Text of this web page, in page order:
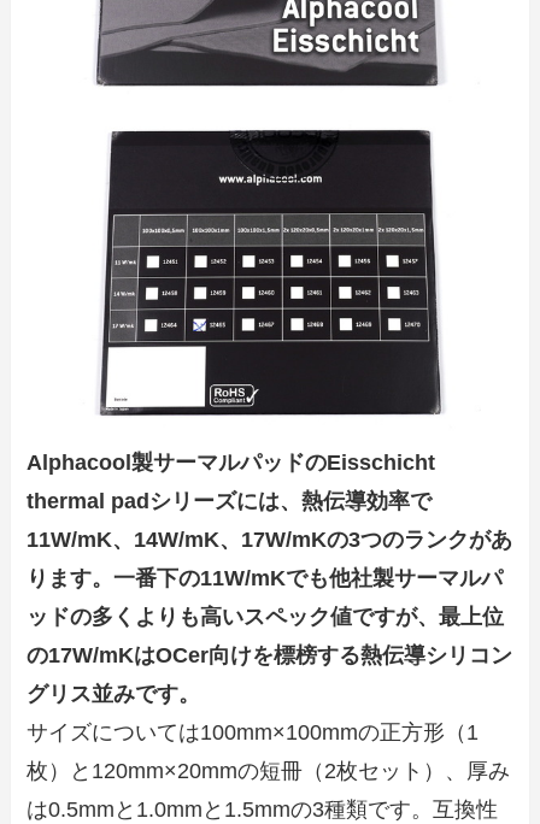
Alphacool製サーマルパッドのEisschicht
thermal padシリーズには、熱伝導効率で
11W/mK、14W/mK、17W/mKの3つのランクがあ
ります。一番下の11W/mKでも他社製サーマルパ
ッドの多くよりも高いスペック値ですが、最上位
の17W/mKはOCer向けを標榜する熱伝導シリコン
グリス並みです。
サイズについては100mm×100mmの正方形（1
枚）と120mm×20mmの短冊（2枚セット）、厚み
は0.5mmと1.0mmと1.5mmの3種類です。互換性